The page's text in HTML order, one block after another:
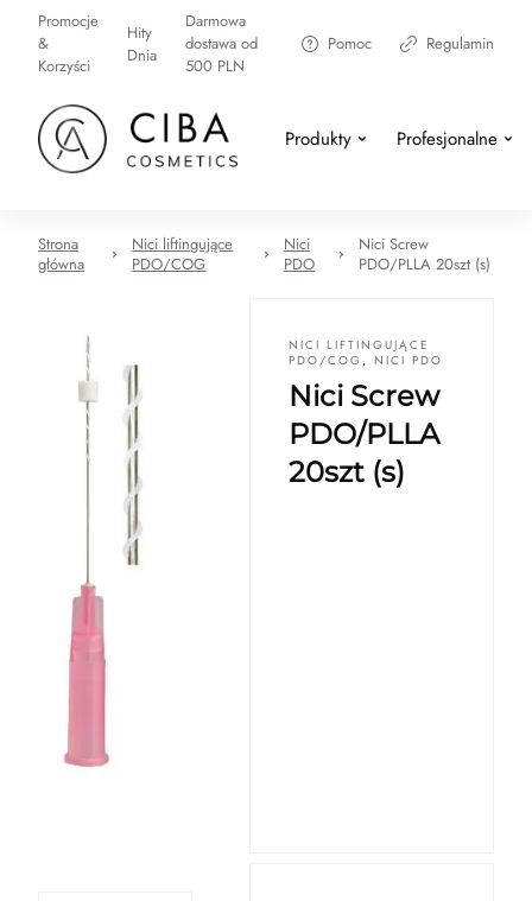
Promocje
&
Korzyści
Hity
Dnia
Darmowa
dostawa od
500 PLN
Pomoc Regulamin
Produkty Profesjonalne
Strona
główna
Nici liftingujące
PDO/COG
Nici
PDO
Nici Screw
PDO/PLLA 20szt (s)
NICI LIFTINGUJĄCE
PDO/COG , NICI PDO
Nici Screw
PDO/PLLA
20szt (s)